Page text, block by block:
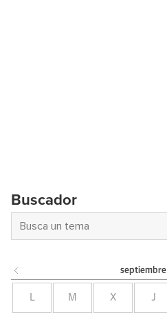
Buscador
septiembre
L M X J